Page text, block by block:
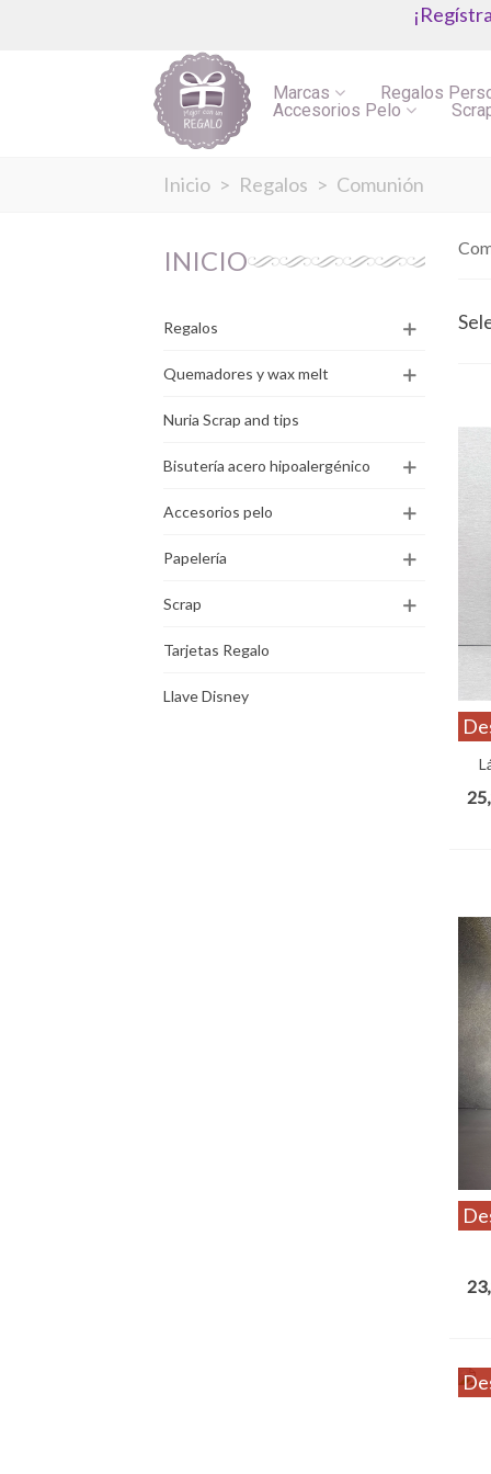
Marcas Regalos
Accesorios Pelo
Inicio > Regalos > Comunión
INICIO
Regalos
Quemadores y wax melt
Nuria Scrap and tips
Bisutería acero hipoalergénico
Accesorios pelo
Papelería
Scrap
Tarjetas Regalo
Llave Disney